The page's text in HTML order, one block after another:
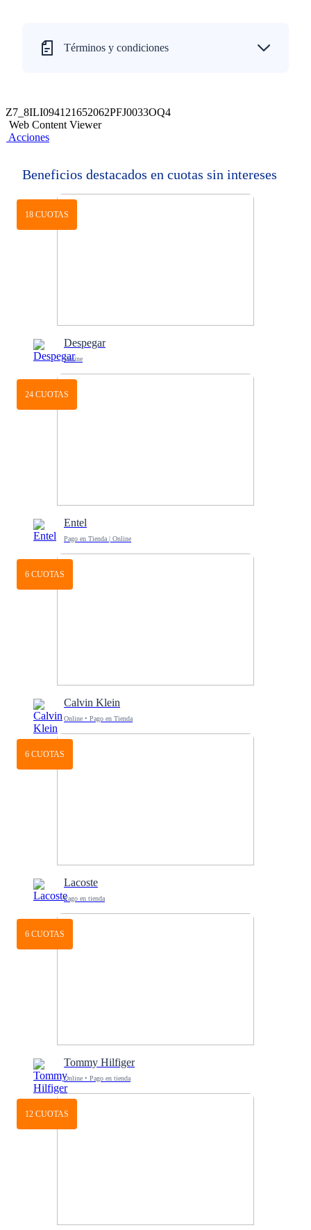
Términos y condiciones
Z7_8ILI094121652062PFJ0033OQ4
Web Content Viewer
Acciones
Beneficios destacados en cuotas sin intereses
18 CUOTAS
Despegar
Online
24 CUOTAS
Entel
Pago en Tienda | Online
6 CUOTAS
Calvin Klein
Online • Pago en Tienda
6 CUOTAS
Lacoste
Pago en tienda
6 CUOTAS
Tommy Hilfiger
Online • Pago en tienda
12 CUOTAS